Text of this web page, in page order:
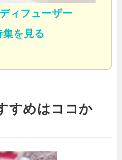
ィフューザー
を見る
すめはココか